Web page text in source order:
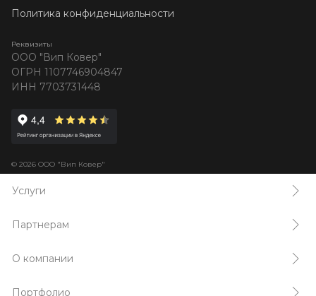
Политика конфиденциальности
Реквизиты
ООО "Вип Ковер"
ОГРН 1107746904847
ИНН 7703731448
© 2026 ООО "Вип Ковер"
Услуги
Партнерам
О компании
Портфолио